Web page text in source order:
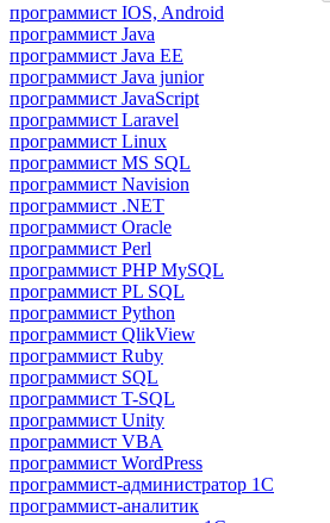
программист IOS, Android
программист Java
программист Java EE
программист Java junior
программист JavaScript
программист Laravel
программист Linux
программист MS SQL
программист Navision
программист .NET
программист Oracle
программист Perl
программист PHP MySQL
программист PL SQL
программист Python
программист QlikView
программист Ruby
программист SQL
программист T-SQL
программист Unity
программист VBA
программист WordPress
программист-администратор 1С
программист-аналитик